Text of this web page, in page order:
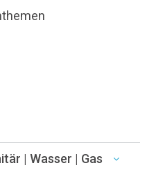
| Wasser | Gas